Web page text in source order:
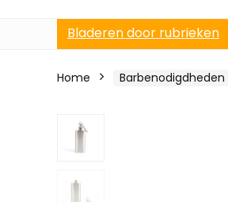
Bladeren door rubrieken
Home Barbenodigdheden